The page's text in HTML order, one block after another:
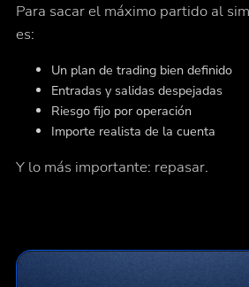
Para sacar el máximo partido al
es:
Un plan de trading bien definido
Entradas y salidas despejadas
Riesgo fijo por operación
Importe realista de la cuenta
Y lo más importante: repasar.